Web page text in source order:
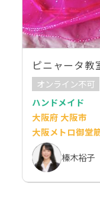
ピニャータ教
オンライン不可
ハンドメイド
大阪府 大阪市
大阪メトロ御堂
榛木裕子